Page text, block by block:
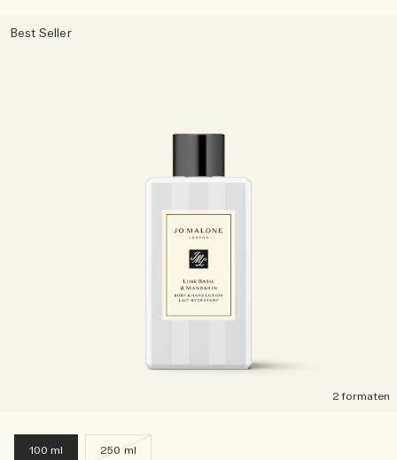
Best Seller
2 formaten
100 ml 250 ml